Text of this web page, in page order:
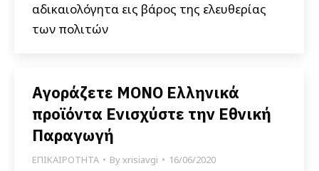
αδικαιολόγητα εις βάρος της ελευθερίας
των πολιτών
Αγοράζετε ΜΟΝΟ Ελληνικά
προϊόντα Ενισχύστε την Εθνική
Παραγωγή
ΕΠΙΚΑΙΡΟΤΗΤΑ Byxrisiavgi 16/06/2020